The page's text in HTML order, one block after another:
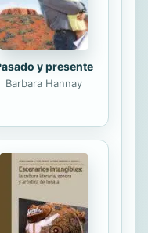
y presente
Barbara Hannay